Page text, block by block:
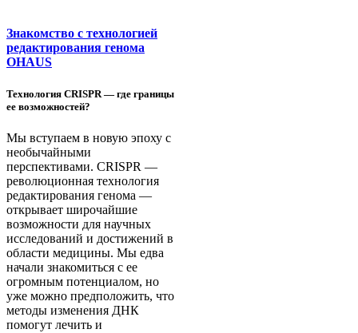
Знакомство с технологией
редактирования генома
OHAUS
Технология CRISPR — где границы
ее возможностей?
Мы вступаем в новую эпоху с
необычайными
перспективами. CRISPR —
революционная технология
редактирования генома —
открывает широчайшие
возможности для научных
исследований и достижений в
области медицины. Мы едва
начали знакомиться с ее
огромным потенциалом, но
уже можно предположить, что
методы изменения ДНК
помогут лечить и